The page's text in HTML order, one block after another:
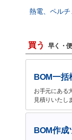
熱電、ペル
買う 早く・
BOM一括
お手元にある
見積りいたし
BOM作成